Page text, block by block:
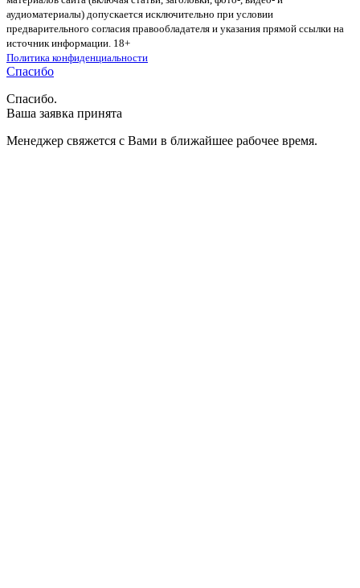
аудиоматериалы) допускается исключительно при условии
предварительного согласия правообладателя и указания прямой ссылки на
источник информации. 18+
Политика конфиденциальности
Спасибо
Спасибо.
Ваша заявка принята
Менеджер свяжется с Вами в ближайшее рабочее время.